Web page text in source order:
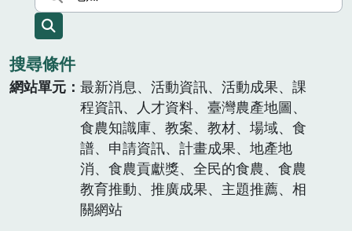
搜尋條件
網站單元
最新消息、活動資訊、活動成果、課
程資訊、人才資料、臺灣農產地圖、
食農知識庫、教案、教材、場域、食
譜、申請資訊、計畫成果、地產地
消、食農貢獻獎、全民的食農、食農
教育推動、推廣成果、主題推薦、相
關網站